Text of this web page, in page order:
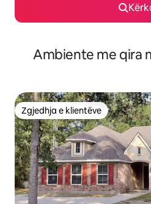
Ambiente me qira
Zgjedhja e klientëve
Zgjedhja e klientëve